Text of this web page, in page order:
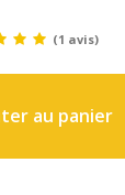
(1 avis)
au panier